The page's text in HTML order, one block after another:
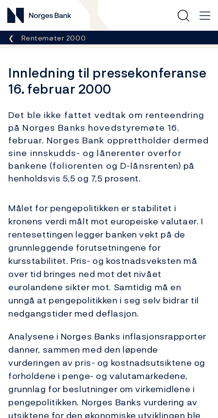
Norges Bank
Her er du nå:
Rentemøter 2000
Innledning til pressekonferanse
16. februar 2000
Det ble ikke fattet vedtak om renteendring
på Norges Banks hovedstyremøte 16.
februar. Norges Bank opprettholder dermed
sine innskudds- og lånerenter overfor
bankene (foliorenten og D-lånsrenten) på
henholdsvis 5,5 og 7,5 prosent.
Målet for pengepolitikken er stabilitet i
kronens verdi målt mot europeiske valutaer. I
rentesettingen legger banken vekt på de
grunnleggende forutsetningene for
kursstabilitet. Pris- og kostnadsveksten må
over tid bringes ned mot det nivået
eurolandene sikter mot. Samtidig må en
unngå at pengepolitikken i seg selv bidrar til
nedgangstider med deflasjon.
Analysene i Norges Banks inflasjonsrapporter
danner, sammen med den løpende
vurderingen av pris- og kostnadsutsiktene og
forholdene i penge- og valutamarkedene,
grunnlag for beslutninger om virkemidlene i
pengepolitikken. Norges Banks vurdering av